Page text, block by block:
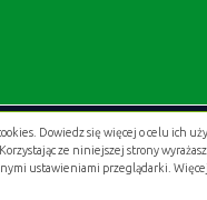
Dowiedz się więcej o celu ich
ze niniejszej strony
ustawieniami przeglądarki.
i wykonanie:.gold studio